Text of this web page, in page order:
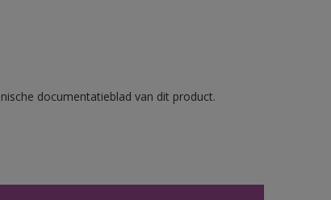
documentatieblad van dit product.